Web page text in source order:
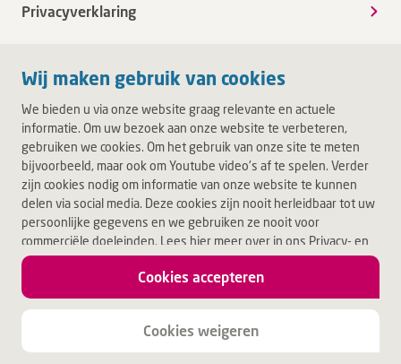
Wij maken gebruik van cookies
We bieden u via onze website graag relevante en actuele
informatie. Om uw bezoek aan onze website te verbeteren,
gebruiken we cookies. Om het gebruik van onze site te meten
bijvoorbeeld, maar ook om Youtube video's af te spelen. Verder
zijn cookies nodig om informatie van onze website te kunnen
delen via social media. Deze cookies zijn nooit herleidbaar tot uw
persoonlijke gegevens en we gebruiken ze nooit voor
commerciële doeleinden. Lees hier meer over in ons Privacy- en
Cookiebeleid. Door op Akkoord te klikken, accepteert u alle
Cookies accepteren
Cookies weigeren
Privacyverklaring